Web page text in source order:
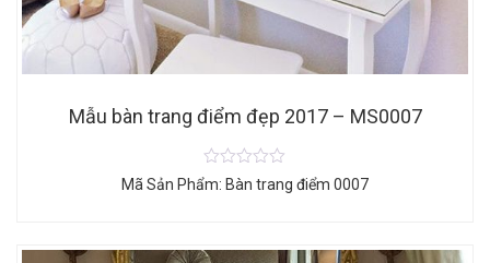
Mẫu bàn trang điểm đẹp 2017 – MS0007
Mã Sản Phẩm: Bàn trang điểm 0007